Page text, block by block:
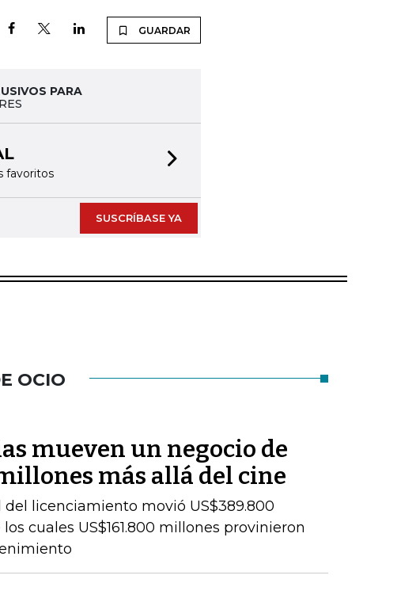
GUARDAR
PARA
favoritos
SUSCRÍBASE YA
OCIO
mueven un negocio de
más allá del cine
licenciamiento movió US$389.800
cuales US$161.800 millones provinieron